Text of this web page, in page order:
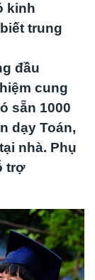
kinh
trung
đầu
cung
sẵn 1000
dạy Toán,
nhà. Phụ
trợ